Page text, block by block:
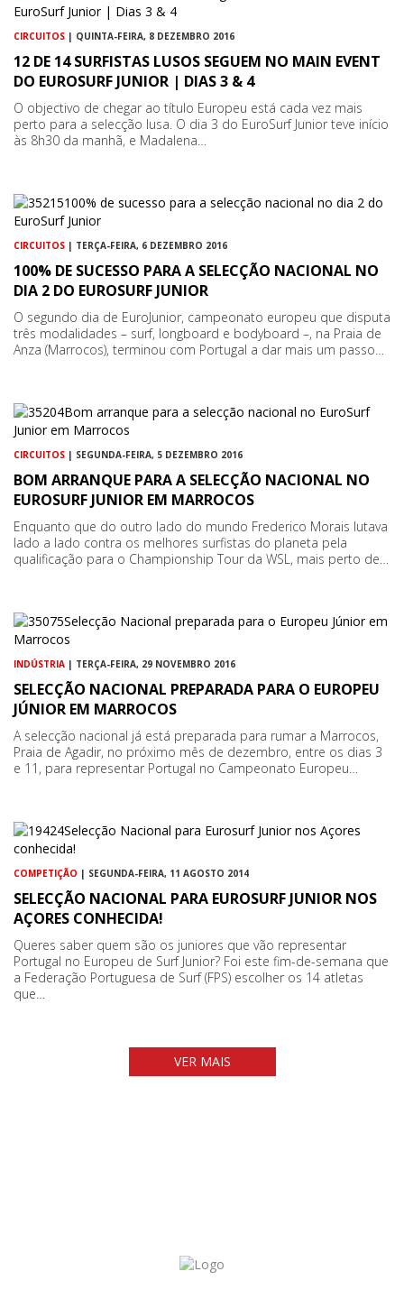
CIRCUITOS | QUINTA-FEIRA, 8 DEZEMBRO 2016
12 DE 14 SURFISTAS LUSOS SEGUEM NO MAIN EVENT
DO EUROSURF JUNIOR | DIAS 3 & 4
O objectivo de chegar ao título Europeu está cada vez mais
perto para a selecção lusa. O dia 3 do EuroSurf Junior teve início
às 8h30 da manhã, e Madalena…
CIRCUITOS | TERÇA-FEIRA, 6 DEZEMBRO 2016
100% DE SUCESSO PARA A SELECÇÃO NACIONAL NO
DIA 2 DO EUROSURF JUNIOR
O segundo dia de EuroJunior, campeonato europeu que disputa
três modalidades – surf, longboard e bodyboard –, na Praia de
Anza (Marrocos), terminou com Portugal a dar mais um passo…
CIRCUITOS | SEGUNDA-FEIRA, 5 DEZEMBRO 2016
BOM ARRANQUE PARA A SELECÇÃO NACIONAL NO
EUROSURF JUNIOR EM MARROCOS
Enquanto que do outro lado do mundo Frederico Morais lutava
lado a lado contra os melhores surfistas do planeta pela
qualificação para o Championship Tour da WSL, mais perto de…
INDÚSTRIA | TERÇA-FEIRA, 29 NOVEMBRO 2016
SELECÇÃO NACIONAL PREPARADA PARA O EUROPEU
JÚNIOR EM MARROCOS
A selecção nacional já está preparada para rumar a Marrocos,
Praia de Agadir, no próximo mês de dezembro, entre os dias 3
e 11, para representar Portugal no Campeonato Europeu…
COMPETIÇÃO | SEGUNDA-FEIRA, 11 AGOSTO 2014
SELECÇÃO NACIONAL PARA EUROSURF JUNIOR NOS
AÇORES CONHECIDA!
Queres saber quem são os juniores que vão representar
Portugal no Europeu de Surf Junior? Foi este fim-de-semana que
a Federação Portuguesa de Surf (FPS) escolher os 14 atletas
que…
VER MAIS